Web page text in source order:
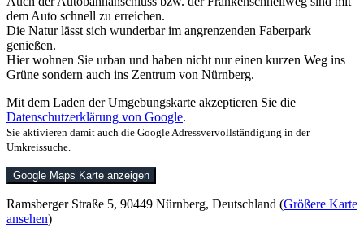
dem Auto schnell zu erreichen.
Die Natur lässt sich wunderbar im angrenzenden Faberpark
genießen.
Hier wohnen Sie urban und haben nicht nur einen kurzen Weg ins
Grüne sondern auch ins Zentrum von Nürnberg.
Mit dem Laden der Umgebungskarte akzeptieren Sie die
Datenschutzerklärung von Google.
Sie aktivieren damit auch die Google Adressvervollständigung in der
Umkreissuche.
Google Maps Karte anzeigen
Ramsberger Straße 5, 90449 Nürnberg, Deutschland (Größere Karte
ansehen)